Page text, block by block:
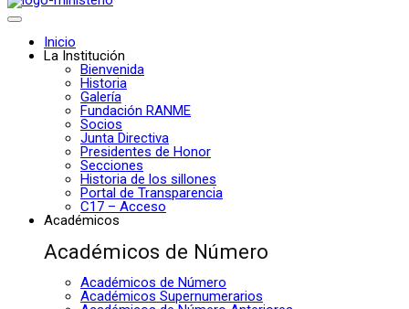
Inicio
La Institución
Bienvenida
Historia
Galería
Fundación RANME
Socios
Junta Directiva
Presidentes de Honor
Secciones
Historia de los sillones
Portal de Transparencia
C17 – Acceso
Académicos
Académicos de Número
Académicos de Número
Académicos Supernumerarios